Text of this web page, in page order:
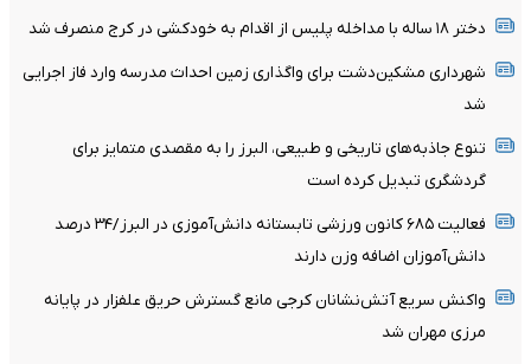
دختر ۱۸ ساله با مداخله پلیس از اقدام به خودکشی در کرج منصرف شد
شهرداری مشکین‌دشت برای واگذاری زمین احداث مدرسه وارد فاز اجرایی
شد
تنوع جاذبه‌های تاریخی و طبیعی، البرز را به مقصدی متمایز برای
گردشگری تبدیل کرده است
فعالیت ۶۸۵ کانون ورزشی تابستانه دانش‌آموزی در البرز/۳۴ درصد
دانش‌آموزان اضافه وزن دارند
واکنش سریع آتش‌نشانان کرجی مانع گسترش حریق علفزار در پایانه
مرزی مهران شد